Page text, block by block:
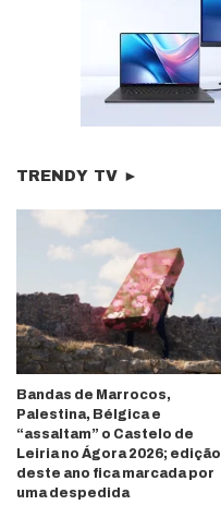
TRENDY TV ►
Bandas de Marrocos,
Palestina, Bélgica e
“assaltam” o Castelo de
Leiria no Ágora 2026; edição
deste ano fica marcada por
uma despedida